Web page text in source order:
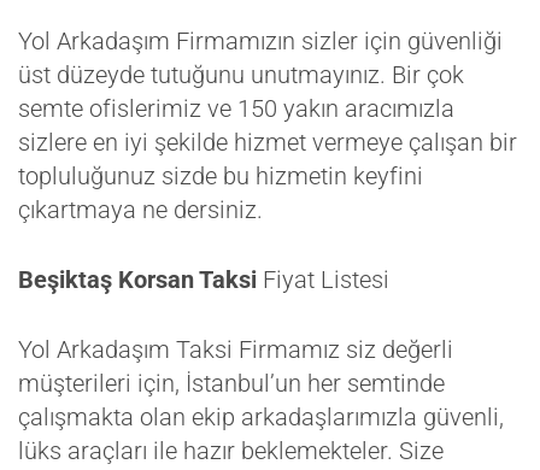
Yol Arkadaşım Firmamızın sizler için güvenliği
üst düzeyde tutuğunu unutmayınız. Bir çok
semte ofislerimiz ve 150 yakın aracımızla
sizlere en iyi şekilde hizmet vermeye çalışan bir
topluluğunuz sizde bu hizmetin keyfini
çıkartmaya ne dersiniz.
Beşiktaş Korsan Taksi Fiyat Listesi
Yol Arkadaşım Taksi Firmamız siz değerli
müşterileri için, İstanbul’un her semtinde
çalışmakta olan ekip arkadaşlarımızla güvenli,
lüks araçları ile hazır beklemekteler. Size